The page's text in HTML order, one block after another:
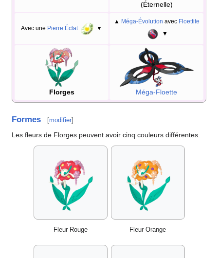
(Éternelle)
Avec une Pierre Éclat ▼
▲ Méga-Évolution avec Floettite
▼
Florges Méga-Floette
Formes [modifier]
Les fleurs de Florges peuvent avoir cinq couleurs différentes.
Fleur Rouge Fleur Orange